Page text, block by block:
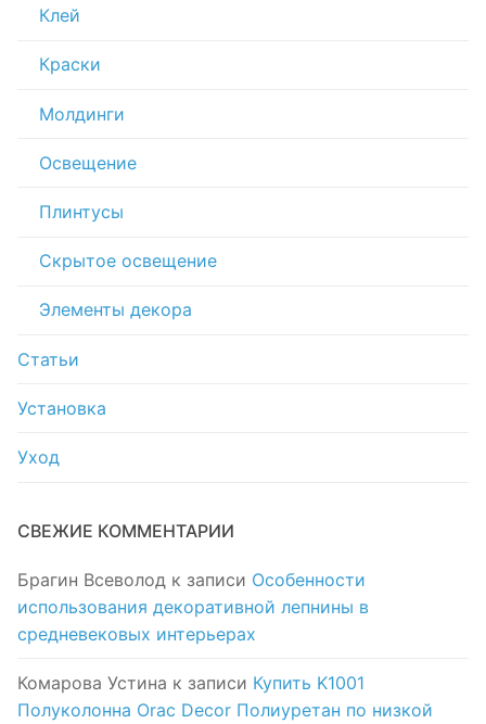
Клей
Краски
Молдинги
Освещение
Плинтусы
Скрытое освещение
Элементы декора
Статьи
Установка
Уход
СВЕЖИЕ КОММЕНТАРИИ
Брагин Всеволод к записи Особенности
использования декоративной лепнины в
средневековых интерьерах
Комарова Устина к записи Купить K1001
Полуколонна Orac Decor Полиуретан по низкой